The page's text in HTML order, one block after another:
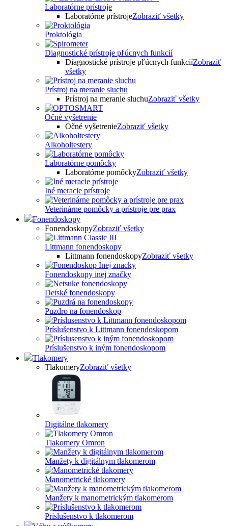
Laboratórne prístroje
Laboratórne prístrojeZobraziť všetky
Proktológia
Diagnostické prístroje pľúcnych funkcií
Diagnostické prístroje pľúcnych funkciíZobraziť
všetky
Prístroj na meranie sluchu
Prístroj na meranie sluchuZobraziť všetky
Očné vyšetrenie
Očné vyšetrenieZobraziť všetky
Alkoholtestery
Laboratórne pomôcky
Laboratórne pomôckyZobraziť všetky
Iné meracie prístroje
Veterinárne pomôcky a prístroje pre prax
Fonendoskopy
FonendoskopyZobraziť všetky
Littmann fonendoskopy
Littmann fonendoskopyZobraziť všetky
Fonendoskopy inej značky
Detské fonendoskopy
Puzdro na fonendoskop
Príslušenstvo k Littmann fonendoskopom
Príslušenstvo k iným fonendoskopom
Tlakomery
TlakomeryZobraziť všetky
Digitálne tlakomery
Tlakomery Omron
Manžety k digitálnym tlakomerom
Manometrické tlakomery
Manžety k manometrickým tlakomerom
Príslušenstvo k tlakomerom